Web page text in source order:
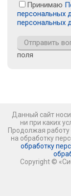
Принимаю
персональных
персональных
поля
Данный сайт
ни при каких
Продолжая работу
на обработку
обработку
Copyright ©